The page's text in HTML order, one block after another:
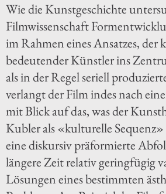
Wie die Kunstgeschichte
Filmwissenschaft
im Rahmen eines Ansatzes, der
bedeutender Künstler ins
als in der Regel seriell
verlangt der Film indes nach
mit Blick auf das, was der
Kubler als «kulturelle
eine diskursiv präformierte
längere Zeit relativ geringfügig
Lösungen eines bestimmten